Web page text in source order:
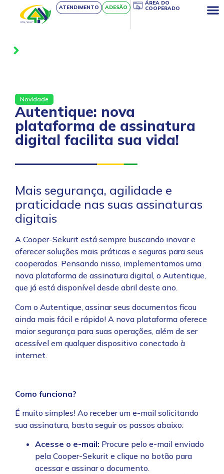
ATENDIMENTO ADESÃO
ÁREA DO
COOPERADO
Novidade
Autentique: nova
plataforma de assinatura
digital facilita sua vida!
Mais segurança, agilidade e
praticidade nas suas assinaturas
digitais
A Cooper-Sekurit está sempre buscando inovar e
oferecer soluções mais práticas e seguras para seus
cooperados. Pensando nisso, implementamos uma
nova plataforma de assinatura digital, o Autentique,
que já está disponível desde abril deste ano.
Com o Autentique, assinar seus documentos ficou
ainda mais fácil e rápido! A nova plataforma oferece
maior segurança para suas operações, além de ser
acessível em qualquer dispositivo conectado à
internet.
Como funciona?
É muito simples! Ao receber um e-mail solicitando
sua assinatura, basta seguir os passos abaixo:
Acesse o e-mail: Procure pelo e-mail enviado
pela Cooper-Sekurit e clique no botão para
acessar e assinar o documento.